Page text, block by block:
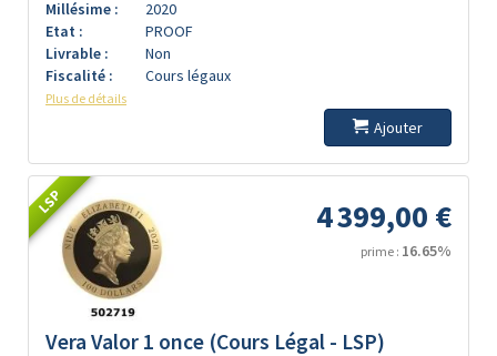
Millésime :
2020
Etat :
PROOF
Livrable :
Non
Fiscalité :
Cours légaux
Plus de détails
Ajouter
LSP 4 399,00 €
prime : 16.65%
Vera Valor 1 once (Cours Légal - LSP)